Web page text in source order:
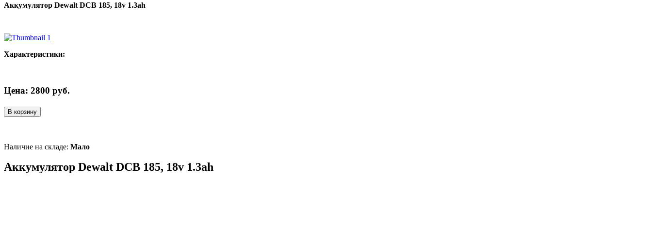
Аккумулятор Dewalt DCB 185, 18v 1.3ah
Характеристики:
Цена: 2800 руб.
В корзину
Наличие на складе: Мало
Аккумулятор Dewalt DCB 185, 18v 1.3ah